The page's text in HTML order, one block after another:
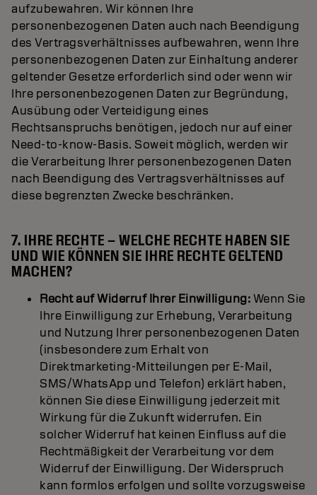
aufzubewahren. Wir können Ihre
personenbezogenen Daten auch nach Beendigung
des Vertragsverhältnisses aufbewahren, wenn Ihre
personenbezogenen Daten zur Einhaltung anderer
geltender Gesetze erforderlich sind oder wenn wir
Ihre personenbezogenen Daten zur Begründung,
Ausübung oder Verteidigung eines
Rechtsanspruchs benötigen, jedoch nur auf einer
Need-to-know-Basis. Soweit möglich, werden wir
die Verarbeitung Ihrer personenbezogenen Daten
nach Beendigung des Vertragsverhältnisses auf
diese begrenzten Zwecke beschränken.
7. IHRE RECHTE – WELCHE RECHTE HABEN SIE
UND WIE KÖNNEN SIE IHRE RECHTE GELTEND
MACHEN?
Recht auf Widerruf Ihrer Einwilligung:Wenn Sie
Ihre Einwilligung zur Erhebung, Verarbeitung
und Nutzung Ihrer personenbezogenen Daten
(insbesondere zum Erhalt von
Direktmarketing-Mitteilungen per E-Mail,
SMS/WhatsApp und Telefon) erklärt haben,
können Sie diese Einwilligung jederzeit mit
Wirkung für die Zukunft widerrufen. Ein
solcher Widerruf hat keinen Einfluss auf die
Rechtmäßigkeit der Verarbeitung vor dem
Widerruf der Einwilligung. Der Widerspruch
kann formlos erfolgen und sollte vorzugsweise